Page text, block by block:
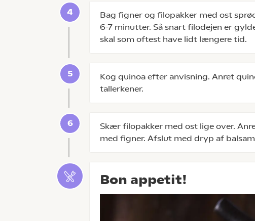
Bag figner og filopakker med ost
6-7 minutter. Så snart filodejen er
skal som oftest have lidt længere tid.
Kog quinoa efter anvisning. Anret
tallerkener.
Skær filopakker med ost lige over.
med figner. Afslut med dryp af
Bon appetit!